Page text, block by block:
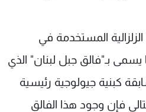
المستخدمة في
بـ"فالق جبل لبنان" الذي
كبنية جيولوجية رئيسية
فإن وجود هذا الفالق